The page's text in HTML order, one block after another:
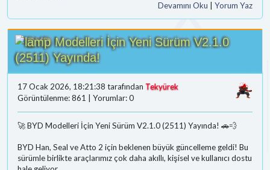
Devamını Oku
Yorum Yaz
BYD Modelleri İçin Yeni Sürüm V2.1.0
(2511) Yayında!
17 Ocak 2026, 18:21:38 tarafından Tekyürek
Görüntülenme: 861 | Yorumlar: 0
🚀 BYD Modelleri İçin Yeni Sürüm V2.1.0 (2511) Yayında! 🚗💨
BYD Han, Seal ve Atto 2 için beklenen büyük güncelleme geldi! Bu
sürümle birlikte araçlarımız çok daha akıllı, kişisel ve kullanıcı dostu